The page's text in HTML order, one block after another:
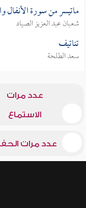
ماتيسر من سورة الأنفال
شعبان عبد العزيز الصياد
تناتيف
سعد الطلحة
عدد مرات
الاستماع
عدد مرات